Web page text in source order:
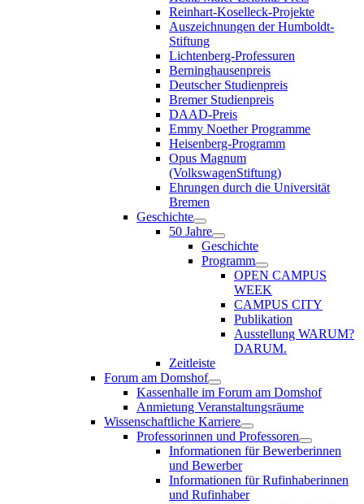
Reinhart-Koselleck-Projekte
Auszeichnungen der Humboldt-
Stiftung
Lichtenberg-Professuren
Berninghausenpreis
Deutscher Studienpreis
Bremer Studienpreis
DAAD-Preis
Emmy Noether Programme
Heisenberg-Programm
Opus Magnum
(VolkswagenStiftung)
Ehrungen durch die Universität
Bremen
Geschichte
50 Jahre
Geschichte
Programm
OPEN CAMPUS
WEEK
CAMPUS CITY
Publikation
Ausstellung WARUM?
DARUM.
Zeitleiste
Forum am Domshof
Kassenhalle im Forum am Domshof
Anmietung Veranstaltungsräume
Wissenschaftliche Karriere
Professorinnen und Professoren
Informationen für Bewerberinnen
und Bewerber
Informationen für Rufinhaberinnen
und Rufinhaber